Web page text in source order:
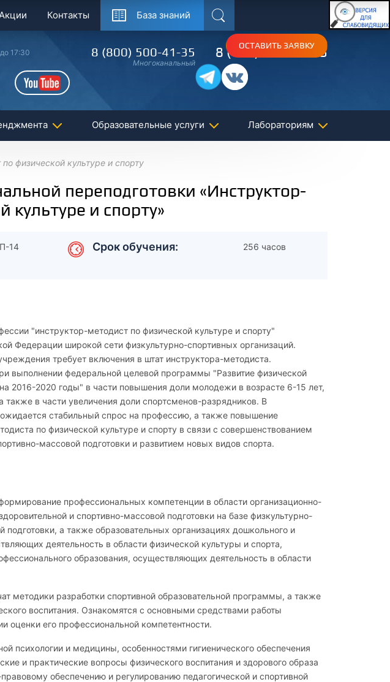
Контакты База знаний
Поиск
ОСТАВИТЬ ЗАЯВКУ
17:30
YouTube
8 (800) 500-41-35
Многоканальный
8 (495) 150-54-53
Образовательные услуги Лабораториям
физической культуре и спорту
переподготовки «Инструктор-
и спорту»
14 Срок обучения: 256 часов
"инструктор-методист по физической культуре и спорту"
Федерации широкой сети физкультурно-спортивных организаций.
требует включения в штат инструктора-методиста.
выполнении федеральной целевой программы "Развитие физической
2016-2020 годы" в части повышения доли молодежи в возрасте 6-15 лет,
в части увеличения доли спортсменов-разрядников. В
стабильный спрос на профессию, а также повышение
по физической культуре и спорту в связи с совершенствованием
массовой подготовки и развитием новых видов спорта.
профессиональных компетенции в области организационно-
и спортивно-массовой подготовки на базе физкультурно-
подготовки, а также образовательных организациях дошкольного и
деятельность в области физической культуры и спорта,
образования, осуществляющих деятельность в области
методики разработки спортивной образовательной программы, а также
воспитания. Ознакомятся с основными средствами работы
оценки его профессиональной компетентности.
психологии и медицины, особенностями гигиенического обеспечения
и практические вопросы физического воспитания и здорового образа
обеспечению и регулированию педагогической и спортивной